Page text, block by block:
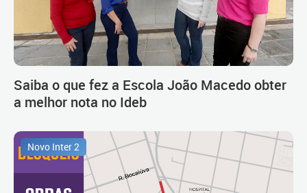
Saiba o que fez a Escola João Macedo obter
a melhor nota no Ideb
Novo Inter 2